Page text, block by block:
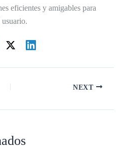
eficientes y amigables para
usuario.
NEXT